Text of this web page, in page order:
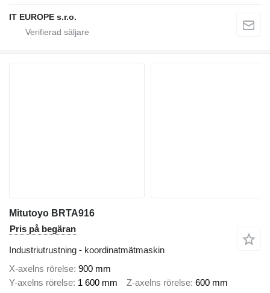
IT EUROPE s.r.o.
Mitutoyo BRTA916
Pris på begäran
Industriutrustning - koordinatmätmaskin
X-axelns rörelse 900 mm
Y-axelns rörelse 1 600 mm Z-axelns rörelse 600 mm